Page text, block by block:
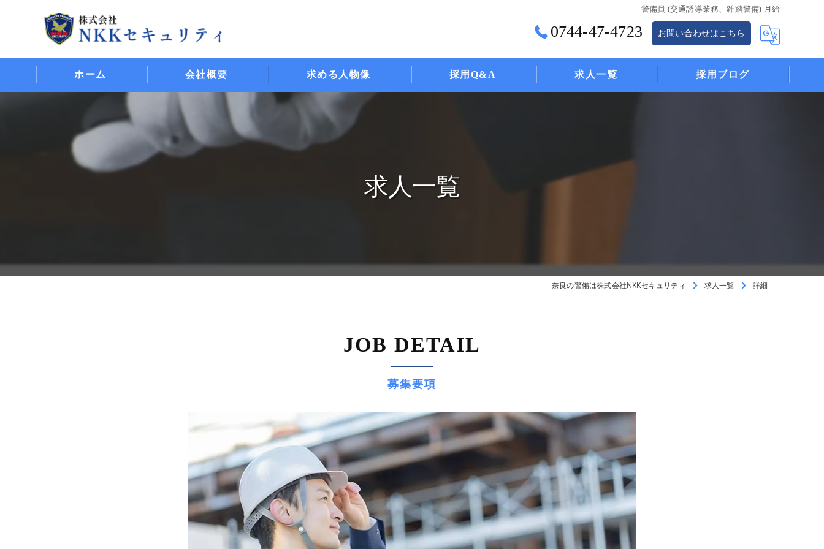
警備員 (交通誘導業務、雑踏警備) 月給
0744-47-4723 お問い合わせはこちら
ホーム 会社概要
代表挨拶
ビジョン
求める人物像 採用Q&A 求人一覧 採用ブログ
求人一覧
奈良の警備は株式会社NKKセキュリティ 求人一覧 詳細
募集要項
JOB DETAIL